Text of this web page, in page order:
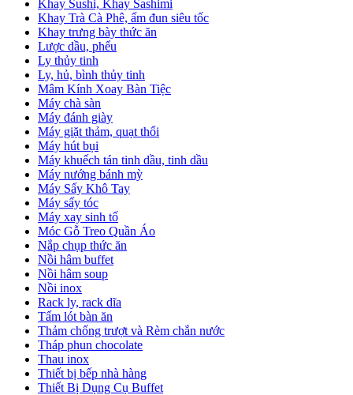
Khay Sushi, Khay Sashimi
Khay Trà Cà Phê, ấm đun siêu tốc
Khay trưng bày thức ăn
Lược dầu, phểu
Ly thủy tinh
Ly, hủ, bình thủy tinh
Mâm Kính Xoay Bàn Tiệc
Máy chà sàn
Máy đánh giày
Máy giặt thảm, quạt thổi
Máy hút bụi
Máy khuếch tán tinh dầu, tinh dầu
Máy nướng bánh mỳ
Máy Sấy Khô Tay
Máy sấy tóc
Máy xay sinh tố
Móc Gỗ Treo Quần Áo
Nắp chụp thức ăn
Nồi hâm buffet
Nồi hâm soup
Nồi inox
Rack ly, rack dĩa
Tấm lót bàn ăn
Thảm chống trượt và Rèm chắn nước
Tháp phun chocolate
Thau inox
Thiết bị bếp nhà hàng
Thiết Bị Dụng Cụ Buffet